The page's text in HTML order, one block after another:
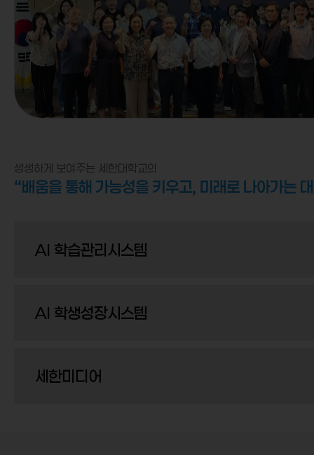
생생하게 보여주는 세한대학교의
“배움을 통해 가능성을 키우고, 미래로 나아가는
AI 학습관리시스템
AI 학생성장시스템
세한미디어